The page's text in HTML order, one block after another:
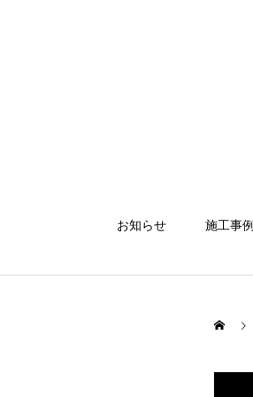
お知らせ 施工事例